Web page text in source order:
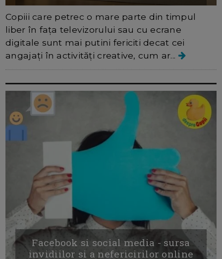
Copiii care petrec o mare parte din timpul
liber în fața televizorului sau cu ecrane
digitale sunt mai putini fericiti decat cei
angajați în activități creative, cum ar...
Facebook si social media - sursa
invidiilor si a nefericirilor online